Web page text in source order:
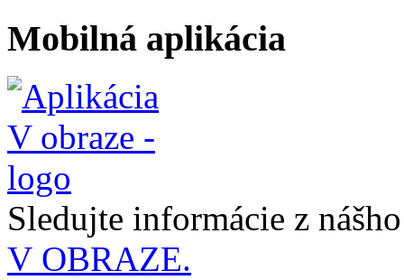
Mobilná aplikácia
Sledujte informácie z
V OBRAZE.